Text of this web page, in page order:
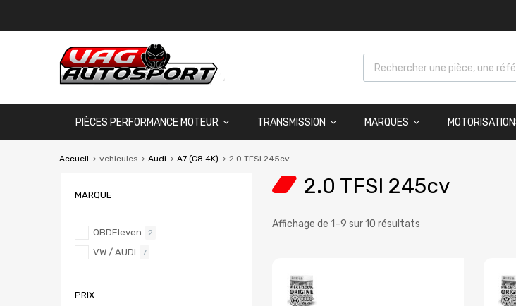
PIÈCES PERFORMANCE MOTEUR TRANSMISSION MARQUES
Accueil vehicules Audi A7 (C8 4K) 2.0 TFSI 245cv
2.0 TFSI 245cv
Affichage de 1–9 sur 10 résultats
MARQUE
OBDEleven 2
VW / AUDI 7
PRIX